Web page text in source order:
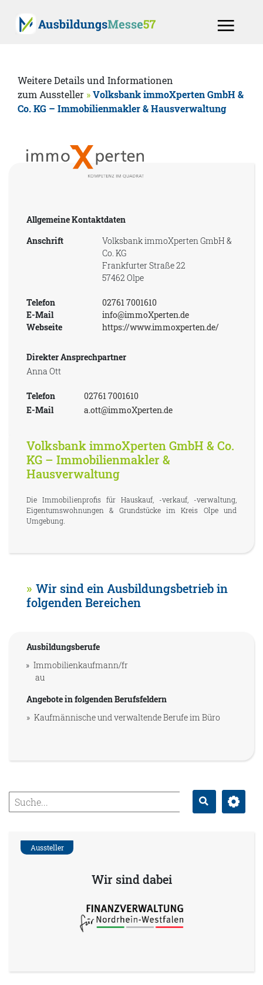
Weitere Details und Informationen
zum Aussteller »Volksbank immoXperten GmbH &
Co. KG – Immobilienmakler & Hausverwaltung
Allgemeine Kontaktdaten
Anschrift
Volksbank immoXperten GmbH &
Co. KG
Frankfurter Straße 22
57462 Olpe
Telefon
02761 7001610
E-Mail
info@immoXperten.de
Webseite
https://www.immoxperten.de/
Direkter Ansprechpartner
Anna Ott
Telefon
02761 7001610
E-Mail
a.ott@immoXperten.de
Volksbank immoXperten GmbH & Co.
KG – Immobilienmakler &
Hausverwaltung
Die Immobilienprofis für Hauskauf, -verkauf, -verwaltung,
Eigentumswohnungen & Grundstücke im Kreis Olpe und
Umgebung.
Wir sind ein Ausbildungsbetrieb in
folgenden Bereichen
Ausbildungsberufe
Immobilienkaufmann/fr
au
Angebote in folgenden Berufsfeldern
Kaufmännische und verwaltende Berufe im Büro
Suche
Aussteller
Wir sind dabei